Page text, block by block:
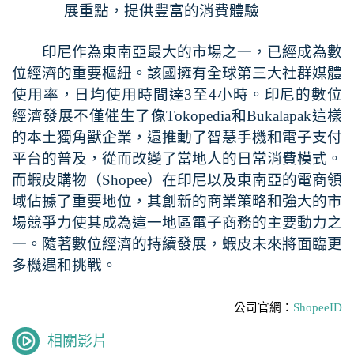
展重點，提供豐富的消費體驗
印尼作為東南亞最大的市場之一，已經成為數
位經濟的重要樞紐。該國擁有全球第三大社群媒體
使用率，日均使用時間達3至4小時。印尼的數位
經濟發展不僅催生了像Tokopedia和Bukalapak這樣
的本土獨角獸企業，還推動了智慧手機和電子支付
平台的普及，從而改變了當地人的日常消費模式。
而蝦皮購物（Shopee）在印尼以及東南亞的電商領
域佔據了重要地位，其創新的商業策略和強大的市
場競爭力使其成為這一地區電子商務的主要動力之
一。隨著數位經濟的持續發展，蝦皮未來將面臨更
多機遇和挑戰。
公司官網： ShopeeID
相關影片